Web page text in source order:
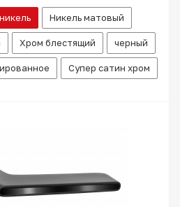
Никель матовый
Хром блестящий черный
Супер сатин хром